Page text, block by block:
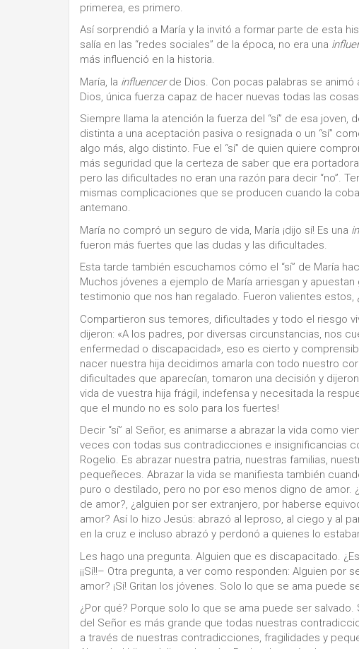
primerea, es primero.
Así sorprendió a María y la invitó a formar parte de esta
salía en las “redes sociales” de la época, no era una
más influenció en la historia.
María, la influencerde Dios. Con pocas palabras se animó
Dios, única fuerza capaz de hacer nuevas todas las cosas.
Siempre llama la atención la fuerza del “sí” de esa joven,
distinta a una aceptación pasiva o resignada o un “sí”
algo más, algo distinto. Fue el “sí” de quien quiere
más seguridad que la certeza de saber que era
pero las dificultades no eran una razón para decir “no”.
mismas complicaciones que se producen cuando la
antemano.
María no compró un seguro de vida, María ¡dijo sí! Es una
fueron más fuertes que las dudas y las dificultades.
Esta tarde también escuchamos cómo el “sí” de María
Muchos jóvenes a ejemplo de María arriesgan y
testimonio que nos han regalado. Fueron valientes estos,
Compartieron sus temores, dificultades y todo el riesgo
dijeron: «A los padres, por diversas circunstancias, nos
enfermedad o discapacidad», eso es cierto y
nacer nuestra hija decidimos amarla con todo nuestro
dificultades que aparecían, tomaron una decisión y
vida de vuestra hija frágil, indefensa y necesitada la
que el mundo no es solo para los fuertes!
Decir “sí” al Señor, es animarse a abrazar la vida como
veces con todas sus contradicciones e insignificancias
Rogelio. Es abrazar nuestra patria, nuestras familias,
pequeñeces. Abrazar la vida se manifiesta también
puro o destilado, pero no por eso menos digno de
de amor?, ¿alguien por ser extranjero, por haberse
amor? Así lo hizo Jesús: abrazó al leproso, al ciego y al
en la cruz e incluso abrazó y perdonó a quienes lo
Les hago una pregunta. Alguien que es discapacitado.
¡¡Sí!!– Otra pregunta, a ver como responden: Alguien
amor? ¡Sí! Gritan los jóvenes. Solo lo que se ama puede
¿Por qué? Porque solo lo que se ama puede ser
del Señor es más grande que todas nuestras
a través de nuestras contradicciones, fragilidades y